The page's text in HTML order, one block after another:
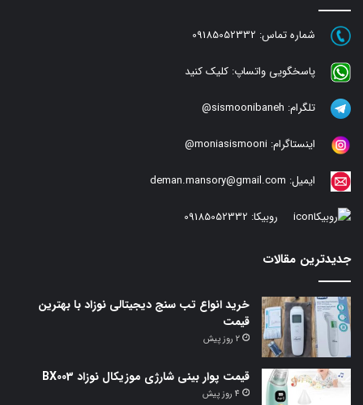
شماره تماس: 09185052332
پاسخگویی واتساپ: کلیک کنید
تلگرام: sismoonibaneh@
اینستاگرام: moniasismooni@
ایمیل: deman.mansory@gmail.com
روبیکا: 09185052332
جدیدترین مقالات
خرید انواع تب سنج دیجیتالی نوزاد با بهترین
قیمت
2 روز پیش
قیمت پوار بینی شارژی موزیکال نوزاد BX003
4 روز پیش